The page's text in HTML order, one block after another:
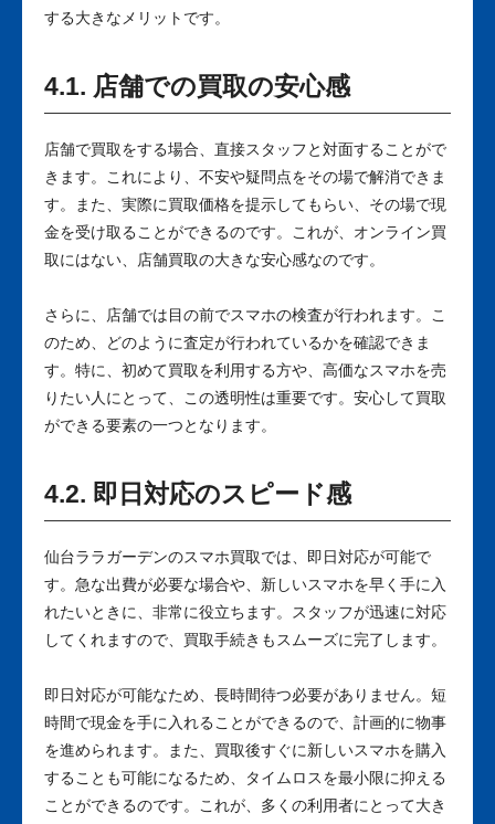
する大きなメリットです。
4.1. 店舗での買取の安心感
店舗で買取をする場合、直接スタッフと対面することがで
きます。これにより、不安や疑問点をその場で解消できま
す。また、実際に買取価格を提示してもらい、その場で現
金を受け取ることができるのです。これが、オンライン買
取にはない、店舗買取の大きな安心感なのです。
さらに、店舗では目の前でスマホの検査が行われます。こ
のため、どのように査定が行われているかを確認できま
す。特に、初めて買取を利用する方や、高価なスマホを売
りたい人にとって、この透明性は重要です。安心して買取
ができる要素の一つとなります。
4.2. 即日対応のスピード感
仙台ララガーデンのスマホ買取では、即日対応が可能で
す。急な出費が必要な場合や、新しいスマホを早く手に入
れたいときに、非常に役立ちます。スタッフが迅速に対応
してくれますので、買取手続きもスムーズに完了します。
即日対応が可能なため、長時間待つ必要がありません。短
時間で現金を手に入れることができるので、計画的に物事
を進められます。また、買取後すぐに新しいスマホを購入
することも可能になるため、タイムロスを最小限に抑える
ことができるのです。これが、多くの利用者にとって大き